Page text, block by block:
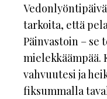
tarkoita, että
Päinvastoin – se
vahvuutesi ja
fiksummalla